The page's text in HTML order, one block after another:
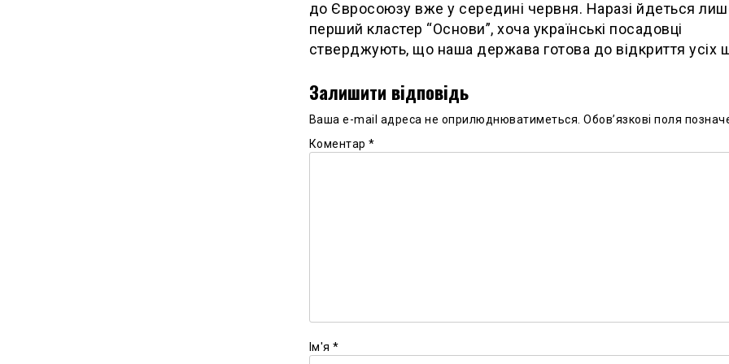
до Євросоюзу вже у середині червня. Наразі йдеться
перший кластер “Основи”, хоча українські посадовці
стверджують, що наша держава готова до відкриття усіх
Залишити відповідь
Ваша e-mail адреса не оприлюднюватиметься. Обов’язкові поля
Коментар *
Ім'я *